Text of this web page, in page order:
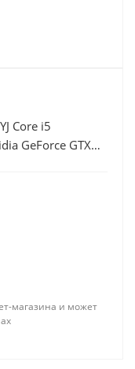
Core i5
GeForce GTX
магазина и может